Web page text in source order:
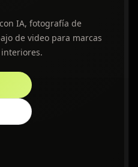
IA, fotografía de
de video para marcas